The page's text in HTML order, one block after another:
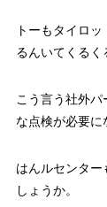
トーもタイロ
るんいてくるく
こう言う社外
な点検が必要に
はんルセンタ
しょうか。